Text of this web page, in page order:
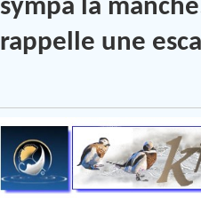
sympa la
rappelle une